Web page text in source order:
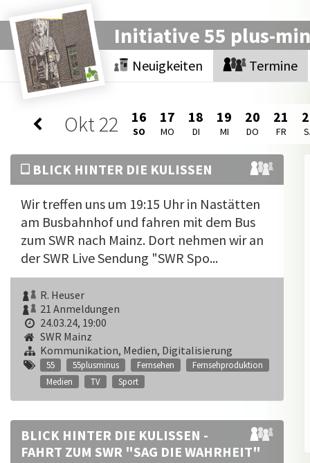
Initiative 55 plus-
Neuigkeiten Termine
Okt22 16
SO
17
MO
18
DI
19
MI
20
DO
21
FR
BLICK HINTER DIE KULISSEN
Wir treffen uns um 19:15 Uhr in Nastätten
am Busbahnhof und fahren mit dem Bus
zum SWR nach Mainz. Dort nehmen wir an
der SWR Live Sendung "SWR Spo...
R. Heuser
21 Anmeldungen
24.03.24, 19:00
SWR Mainz
Kommunikation, Medien, Digitalisierung
55 55plusminus Fernsehen
Fernsehproduktion
Medien
TV Sport
BLICK HINTER DIE KULISSEN -
FAHRT ZUM SWR "SAG DIE WAHRHEIT"